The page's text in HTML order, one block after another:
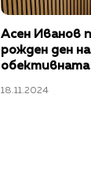
Асен Иванов
рожден ден
18.11.2024